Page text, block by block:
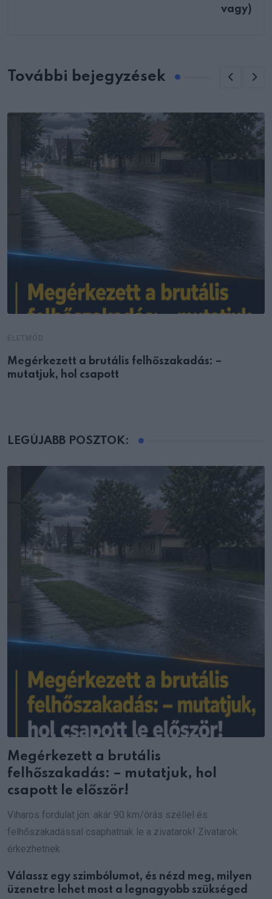
vagy)
További bejegyzések
Megérkezett a brutális felhőszakadás: –
mutatjuk, hol csapott
LEGÚJABB POSZTOK:
Megérkezett a brutális
felhőszakadás: – mutatjuk, hol
csapott le először!
Viharos fordulat jön: akár 90 km/órás széllel és
felhőszakadással csaphatnak le a zivatarok! Zivatarok
érkezhetnek
Válassz egy szimbólumot, és nézd meg, milyen
üzenetre lehet most a legnagyobb szükséged